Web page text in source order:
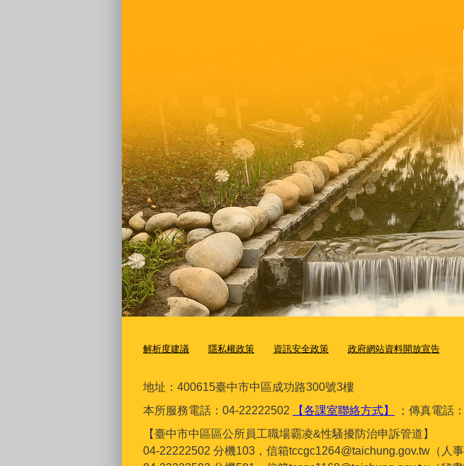
解析度建議 隱私權政策 資訊安全政策 政府網站資料開放宣告
地址：400615臺中市中區成功路300號3樓
本所服務電話：04-22222502
【各課室聯絡方式】
；傳真電話
【臺中市中區區公所員工職場霸凌&性騷擾防治申訴管道】
04-22222502 分機103，信箱tccgc1264@taichung.gov.tw（人事